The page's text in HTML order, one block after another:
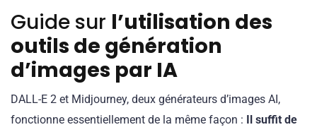
Guide sur l’utilisation des
outils de génération
d’images par IA
DALL-E 2 et Midjourney, deux générateurs d’images AI,
fonctionne essentiellement de la même façon : Il suffit de